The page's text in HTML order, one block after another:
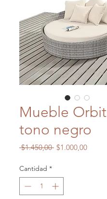
Mueble Orbit
tono negro
$1.450,00 Precio
$1.000,00Precio
Cantidad *